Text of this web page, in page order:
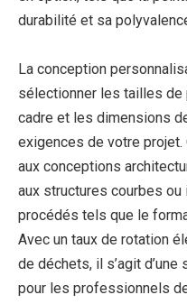
durabilité et sa
La conception
sélectionner les tailles de
cadre et les dimensions
exigences de votre
aux conceptions
aux structures courbes
procédés tels que le
Avec un taux de rotation
de déchets, il s’agit
pour les professionnels